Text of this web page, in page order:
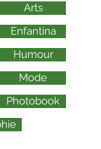
Arts
Enfantina
Humour
Mode
Photobook